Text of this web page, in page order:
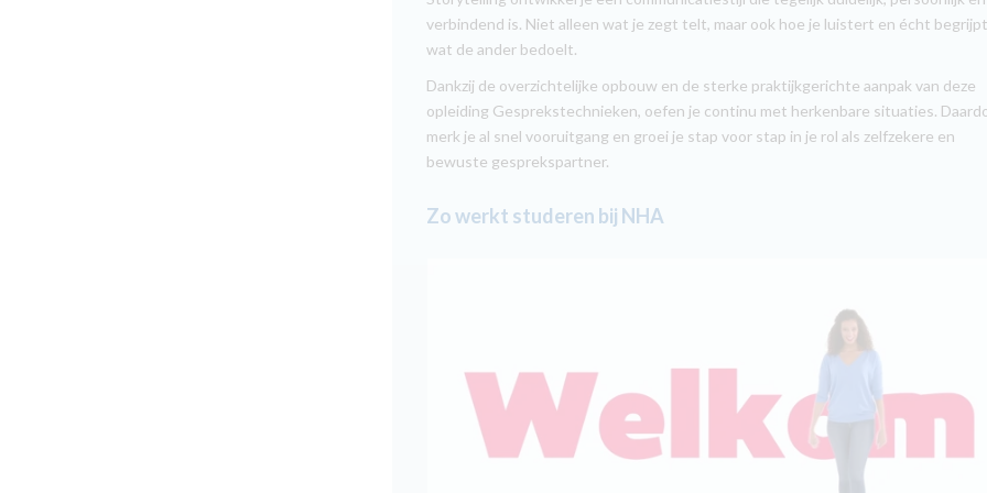
verbindend is. Niet alleen wat je zegt telt, maar ook hoe je luistert en écht begrijpt
wat de ander bedoelt.
Dankzij de overzichtelijke opbouw en de sterke praktijkgerichte aanpak van deze
opleiding Gesprekstechnieken, oefen je continu met herkenbare situaties.
merk je al snel vooruitgang en groei je stap voor stap in je rol als zelfzekere en
bewuste gesprekspartner.
Zo werkt studeren bij NHA